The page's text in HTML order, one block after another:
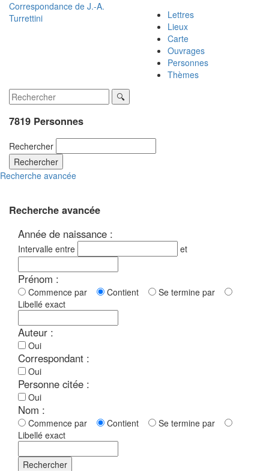
Correspondance de J.-A.
Turrettini
Lettres
Lieux
Carte
Ouvrages
Personnes
Thèmes
7819 Personnes
Rechercher
Rechercher
Recherche avancée
Recherche avancée
Année de naissance :
Intervalle entre et
Prénom :
Commence par Contient
Se termine par
Libellé exact
Auteur :
Oui
Correspondant :
Oui
Personne citée :
Oui
Nom :
Commence par Contient
Se termine par
Libellé exact
Rechercher